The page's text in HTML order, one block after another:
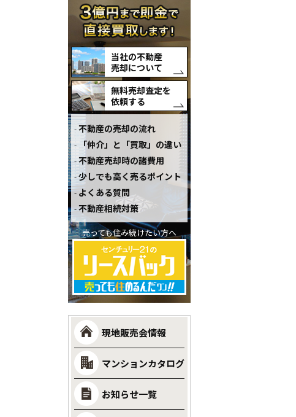
当社の不動産
売却について
無料売却査定を
依頼する
不動産の売却の流れ
「仲介」と「買取」の違い
不動産売却時の諸費用
少しでも高く売るポイント
よくある質問
不動産相続対策
売っても住み続けたい方へ
現地販売会情報
マンションカタログ
お知らせ一覧